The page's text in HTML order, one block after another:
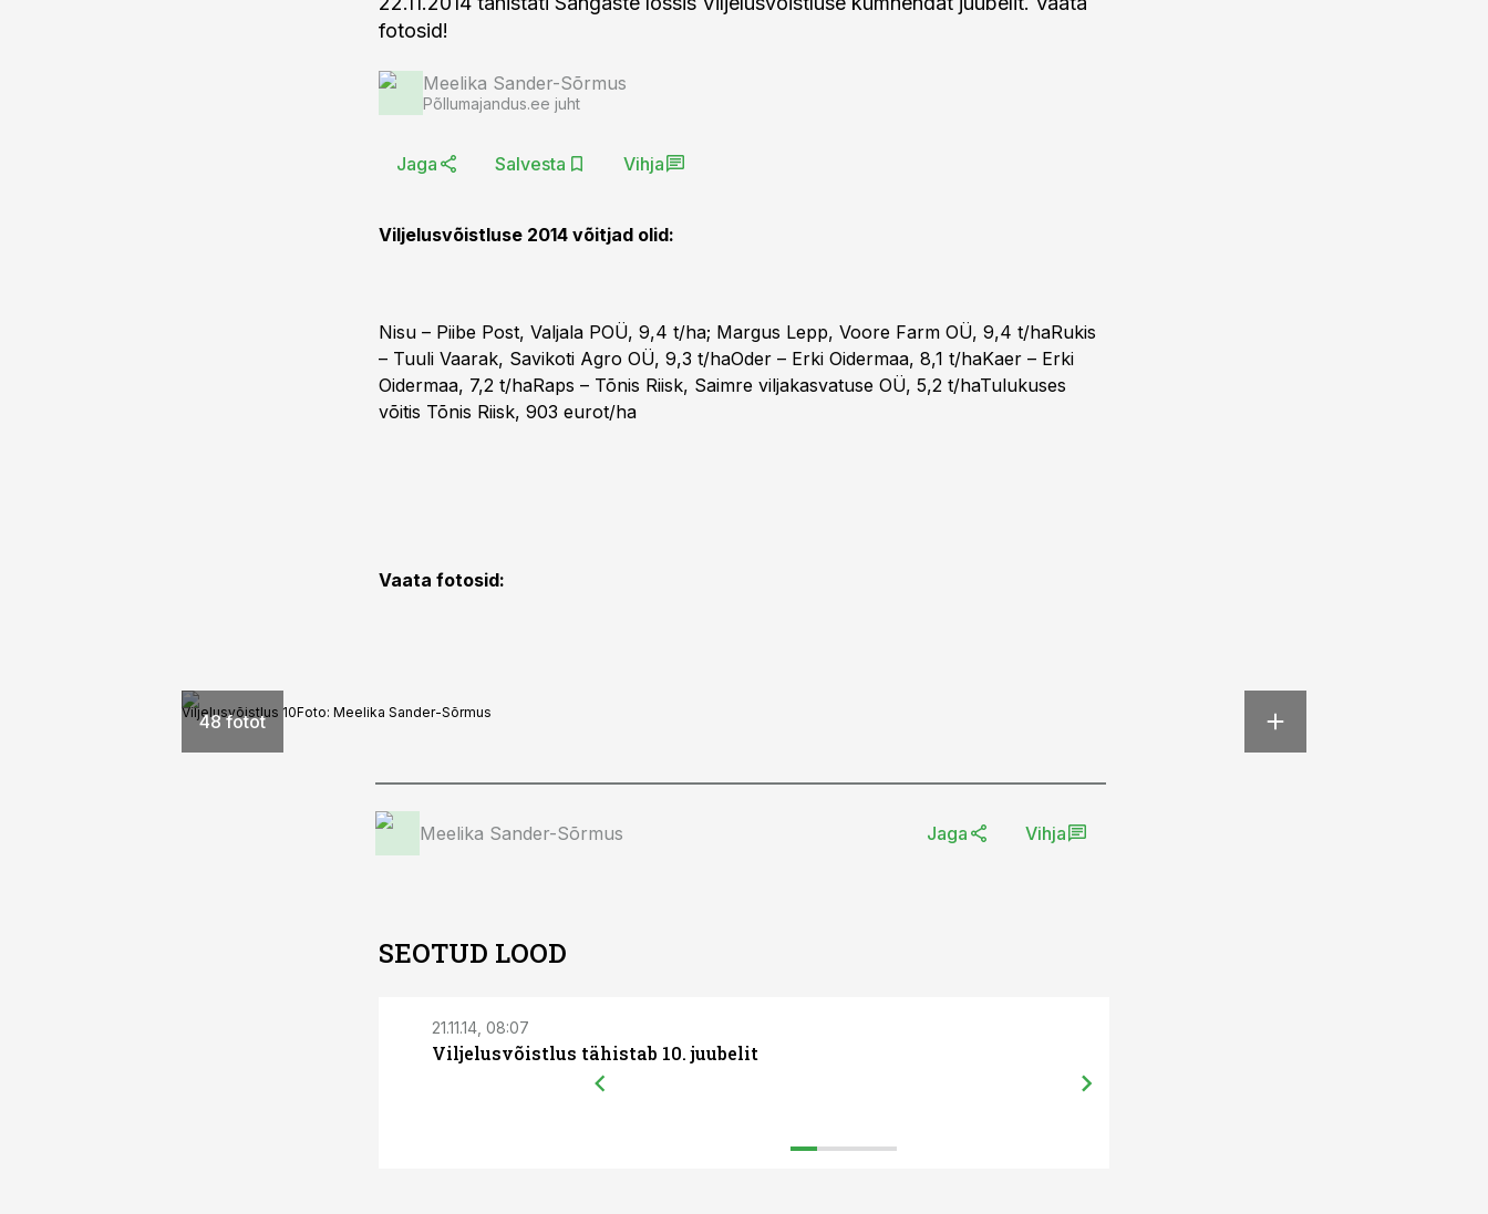
fotosid!
Meelika Sander-Sõrmus
Põllumajandus.ee juht
Jaga Salvesta Vihja
Viljelusvõistluse 2014 võitjad olid:
Nisu – Piibe Post, Valjala POÜ, 9,4 t/ha; Margus Lepp, Voore Farm OÜ, 9,4 t/haRukis
– Tuuli Vaarak, Savikoti Agro OÜ, 9,3 t/haOder – Erki Oidermaa, 8,1 t/haKaer – Erki
Oidermaa, 7,2 t/haRaps – Tõnis Riisk, Saimre viljakasvatuse OÜ, 5,2 t/haTulukuses
võitis Tõnis Riisk, 903 eurot/ha
Vaata fotosid:
48 fotot
Viljelusvõistlus 10Foto: Meelika Sander-Sõrmus
Meelika Sander-Sõrmus Jaga Vihja
SEOTUD LOOD
21.11.14, 08:07
Viljelusvõistlus tähistab 10. juubelit